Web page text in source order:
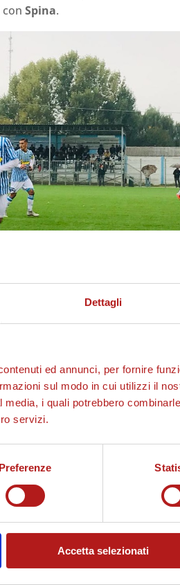
Dettagli
ed annunci, per fornire
sul modo in cui utilizzi il
i quali potrebbero
servizi.
Preferenze
Accetta selezionati
Spina.
in casa, contro la
Uzela, Nikolic, Chakir (75′
Omoregie, Pizzinati, Mc